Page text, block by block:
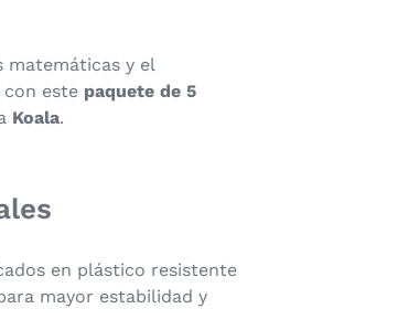
matemáticas y el
este paquete de 5
Koala.
en plástico resistente
mayor estabilidad y